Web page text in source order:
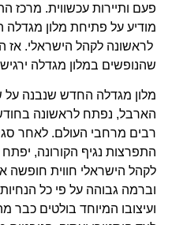
פעם ותיירות עכשווית. מרכז
לראשונה לקהל הישראלי. אז
שהנופשים במלון מגדלה ירגישו
מלון מגדלה החדש שנבנה על
רבים מרחבי העולם. לאחר
התפרצות נגיף הקורונה, יפתח
לקהל הישראלי חווית חופשה
וברמה גבוהה על פי כל הנחיות
ועיצובו המיוחד בולטים כבר